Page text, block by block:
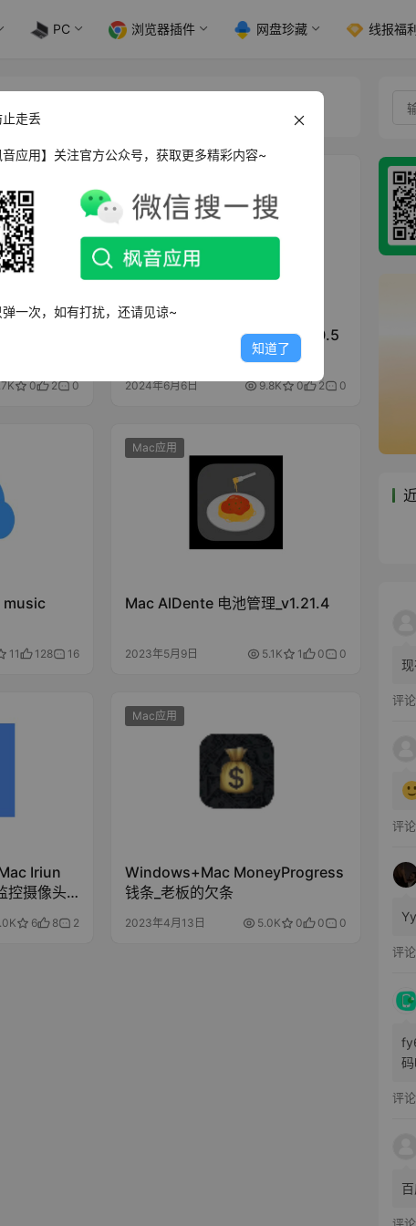
PC 浏览器插件 网盘珍藏 线报福
0 2 0
Windows+Mac 万能嗅探_v1.0.5
绿色便携版 可抓视频号
2024年6月6日 9.8K 0 2 0
music
11 128 16
Mac应用
Mac AlDente 电池管理_v1.21.4
2023年5月9日 5.1K 1 0 0
Iriun
控摄像头
6 8 2
Mac应用
Windows+Mac MoneyProgress
钱条_老板的欠条
2023年4月13日 5.0K 0 0 0
评
评
评
评
走丢
应用】关注官方公众号，获取更多精彩内容~
一次，如有打扰，还请见谅~
知道了